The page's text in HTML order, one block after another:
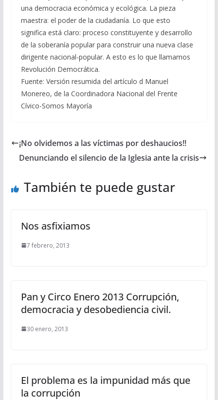
una democracia económica y ecológica. La pieza
maestra: el poder de la ciudadanía. Lo que esto
significa está claro: proceso constituyente y desarrollo
de la soberanía popular para construir una nueva clase
dirigente nacional-popular. A esto es lo que llamamos
Revolución Democrática.
Fuente: Versión resumida del artículo d Manuel
Monereo, de la Coordinadora Nacional del Frente
Cívico-Somos Mayoría
¡No olvidemos a las víctimas por deshaucios!!
Denunciando el silencio de la Iglesia ante la crisis
También te puede gustar
Nos asfixiamos
7 febrero, 2013
Pan y Circo Enero 2013 Corrupción,
democracia y desobediencia civil.
30 enero, 2013
El problema es la impunidad más que
la corrupción